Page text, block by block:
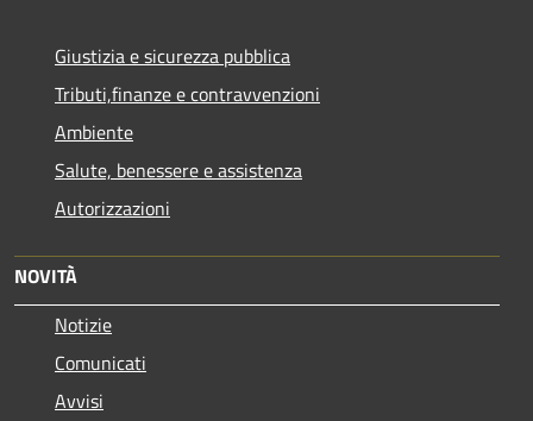
Giustizia e sicurezza pubblica
Tributi,finanze e contravvenzioni
Ambiente
Salute, benessere e assistenza
Autorizzazioni
NOVITÀ
Notizie
Comunicati
Avvisi